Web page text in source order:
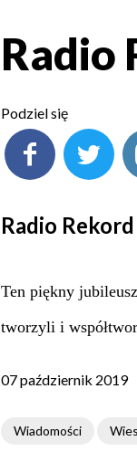
Radio
Podziel się
Radio
Ten piękny
tworzyli i
07 październik 2019
Wiadomości